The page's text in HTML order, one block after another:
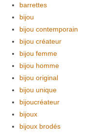
barrettes
bijou
bijou contemporain
bijou créateur
bijou femme
bijou homme
bijou original
bijou unique
bijoucréateur
bijoux
bijoux brodés